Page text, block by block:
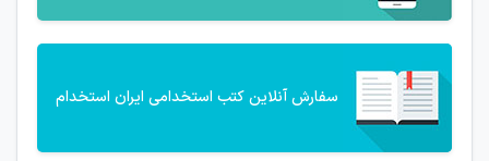
سفارش آنلاین کتب استخدامی ایران استخدام